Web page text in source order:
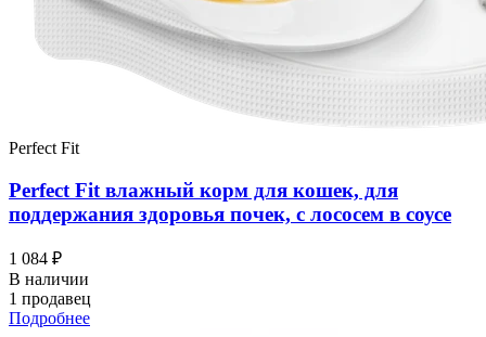
Perfect Fit
Perfect Fit влажный корм для кошек, для
поддержания здоровья почек, с лососем в соусе
1 084 ₽
В наличии
1 продавец
Подробнее